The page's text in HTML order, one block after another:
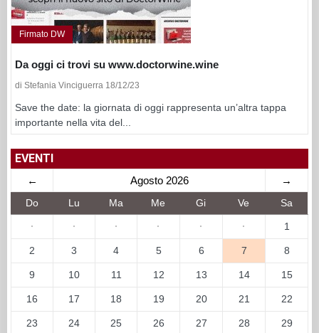
Firmato DW
Da oggi ci trovi su www.doctorwine.wine
di Stefania Vinciguerra 18/12/23
Save the date: la giornata di oggi rappresenta un’altra tappa
importante nella vita del...
EVENTI
← Agosto 2026 →
Do Lu Ma Me Gi Ve Sa
· · · · · · 1
2 3 4 5 6 7 8
9 10 11 12 13 14 15
16 17 18 19 20 21 22
23 24 25 26 27 28 29